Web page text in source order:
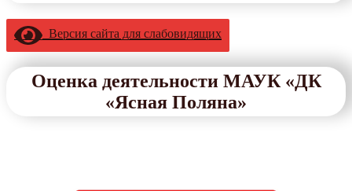
Версия сайта для слабовидящих
Оценка деятельности МАУК «ДК
«Ясная Поляна»